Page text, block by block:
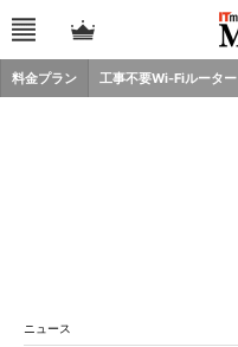
料金プラン 工事不要Wi-Fiルーター
ニュース